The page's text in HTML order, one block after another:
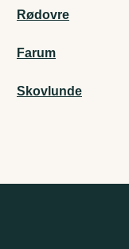
Rødovre
Farum
Skovlunde